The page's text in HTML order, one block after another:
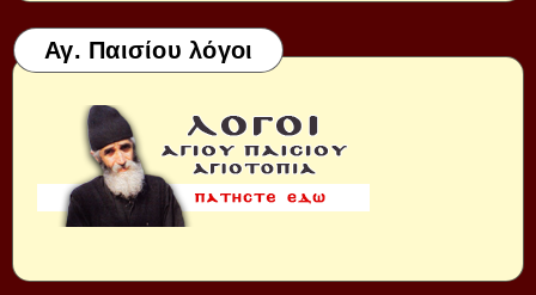
Αγ. Παισίου λόγοι